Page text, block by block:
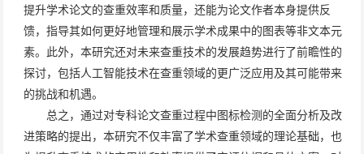
提升学术论文的查重效率和质量，还能为论文作者本身提供反
馈，指导其如何更好地管理和展示学术成果中的图表等非文本元
素。此外，本研究还对未来查重技术的发展趋势进行了前瞻性的
探讨，包括人工智能技术在查重领域的更广泛应用及其可能带来
的挑战和机遇。
总之，通过对专科论文查重过程中图标检测的全面分析及改
进策略的提出，本研究不仅丰富了学术查重领域的理论基础，也